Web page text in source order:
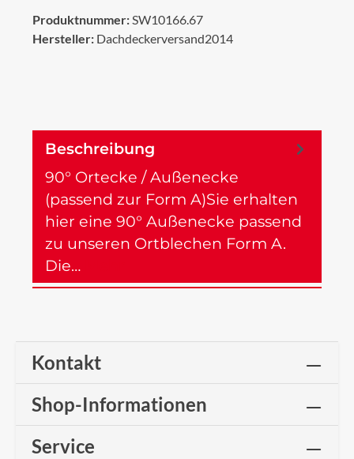
Produktnummer:SW10166.67
Hersteller: Dachdeckerversand2014
Beschreibung
90° Ortecke / Außenecke
(passend zur Form A)Sie erhalten
hier eine 90° Außenecke passend
zu unseren Ortblechen Form A.
Die…
Kontakt
Shop-Informationen
Service